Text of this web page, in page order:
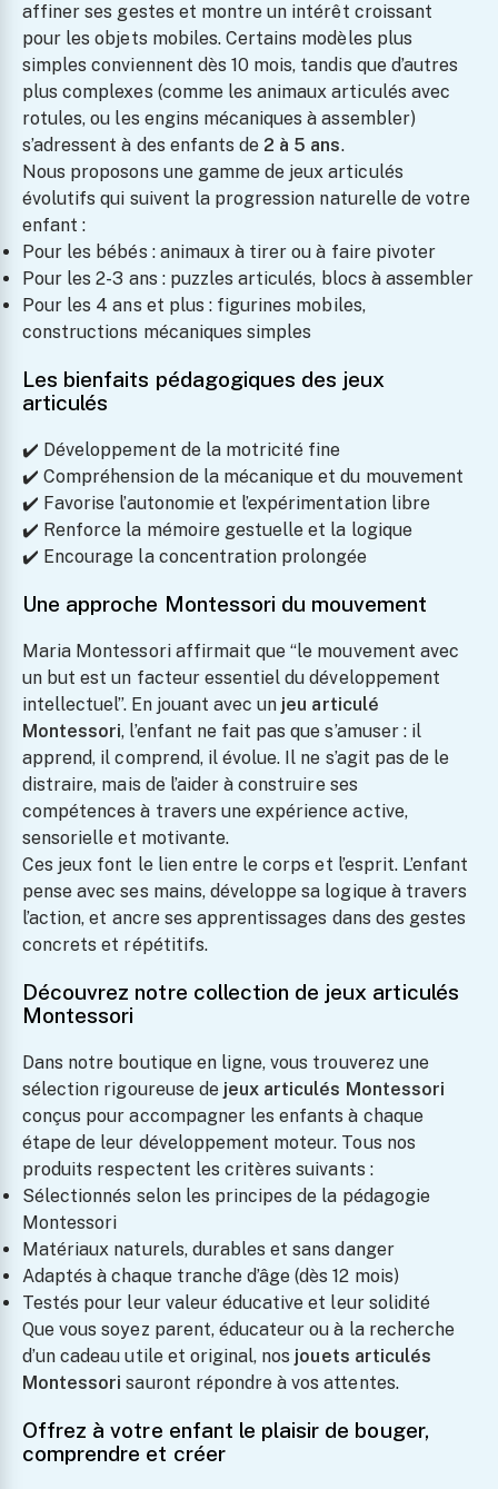
affiner ses gestes et montre un intérêt croissant
pour les objets mobiles. Certains modèles plus
simples conviennent dès 10 mois, tandis que d’autres
plus complexes (comme les animaux articulés avec
rotules, ou les engins mécaniques à assembler)
s’adressent à des enfants de 2 à 5 ans.
Nous proposons une gamme de jeux articulés
évolutifs qui suivent la progression naturelle de votre
enfant :
Pour les bébés : animaux à tirer ou à faire pivoter
Pour les 2-3 ans : puzzles articulés, blocs à assembler
Pour les 4 ans et plus : figurines mobiles,
constructions mécaniques simples
Les bienfaits pédagogiques des jeux
articulés
✔️ Développement de la motricité fine
✔️ Compréhension de la mécanique et du mouvement
✔️ Favorise l’autonomie et l’expérimentation libre
✔️ Renforce la mémoire gestuelle et la logique
✔️ Encourage la concentration prolongée
Une approche Montessori du mouvement
Maria Montessori affirmait que “le mouvement avec
un but est un facteur essentiel du développement
intellectuel”. En jouant avec un jeu articulé
Montessori, l’enfant ne fait pas que s’amuser : il
apprend, il comprend, il évolue. Il ne s’agit pas de le
distraire, mais de l’aider à construire ses
compétences à travers une expérience active,
sensorielle et motivante.
Ces jeux font le lien entre le corps et l’esprit. L’enfant
pense avec ses mains, développe sa logique à travers
l’action, et ancre ses apprentissages dans des gestes
concrets et répétitifs.
Découvrez notre collection de jeux articulés
Montessori
Dans notre boutique en ligne, vous trouverez une
sélection rigoureuse de jeux articulés Montessori
conçus pour accompagner les enfants à chaque
étape de leur développement moteur. Tous nos
produits respectent les critères suivants :
Sélectionnés selon les principes de la pédagogie
Montessori
Matériaux naturels, durables et sans danger
Adaptés à chaque tranche d’âge (dès 12 mois)
Testés pour leur valeur éducative et leur solidité
Que vous soyez parent, éducateur ou à la recherche
d’un cadeau utile et original, nos jouets articulés
Montessori sauront répondre à vos attentes.
Offrez à votre enfant le plaisir de bouger,
comprendre et créer